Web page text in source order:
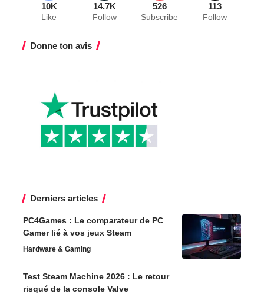
10K
Like
14.7K
Follow
526
Subscribe
113
Follow
Donne ton avis
Derniers articles
PC4Games : Le comparateur de PC
Gamer lié à vos jeux Steam
Hardware & Gaming
Test Steam Machine 2026 : Le retour
risqué de la console Valve